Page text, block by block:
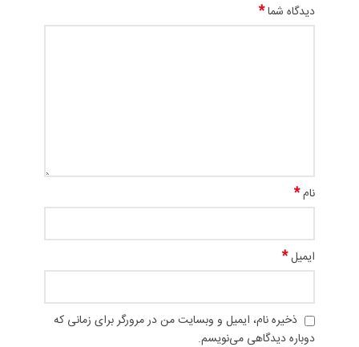
دیدگاه شما*
نام*
ایمیل*
ذخیره نام، ایمیل و وبسایت من در مرورگر برای زمانی که
دوباره دیدگاهی می‌نویسم.